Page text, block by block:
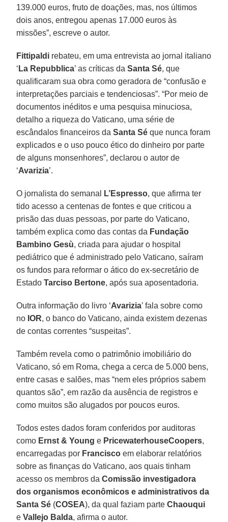
139.000 euros, fruto de doações, mas, nos últimos
dois anos, entregou apenas 17.000 euros às
missões”, escreve o autor.
Fittipaldi rebateu, em uma entrevista ao jornal italiano
‘ La Repubblica’ as críticas daSanta Sé, que
qualificaram sua obra como geradora de “confusão e
interpretações parciais e tendenciosas”. “Por meio de
documentos inéditos e uma pesquisa minuciosa,
detalho a riqueza do Vaticano, uma série de
escândalos financeiros daSanta Sé que nunca foram
explicados e o uso pouco ético do dinheiro por parte
de alguns monsenhores”, declarou o autor de
‘Avarizia’.
O jornalista do semanal L’Espresso, que afirma ter
tido acesso a centenas de fontes e que criticou a
prisão das duas pessoas, por parte do Vaticano,
também explica como das contas da Fundação
Bambino Gesù, criada para ajudar o hospital
pediátrico que é administrado pelo Vaticano, saíram
os fundos para reformar o ático do ex-secretário de
EstadoTarciso Bertone, após sua aposentadoria.
Outra informação do livro ‘Avarizia’ fala sobre como
no IOR, o banco do Vaticano, ainda existem dezenas
de contas correntes “suspeitas”.
Também revela como o patrimônio imobiliário do
Vaticano, só em Roma, chega a cerca de 5.000 bens,
entre casas e salões, mas “nem eles próprios sabem
quantos são”, em razão da ausência de registros e
como muitos são alugados por poucos euros.
Todos estes dados foram conferidos por auditoras
como Ernst & Young e PricewaterhouseCoopers,
encarregadas por Francisco em elaborar relatórios
sobre as finanças do Vaticano, aos quais tinham
acesso os membros daComissão investigadora
dos organismos econômicos e administrativos da
Santa Sé (COSEA), da qual faziam parteChaouqui
eVallejo Balda, afirma o autor.